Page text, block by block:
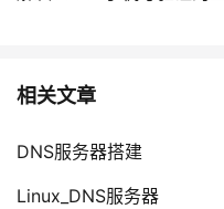
相关文章
DNS服务器搭建
Linux_DNS服务器